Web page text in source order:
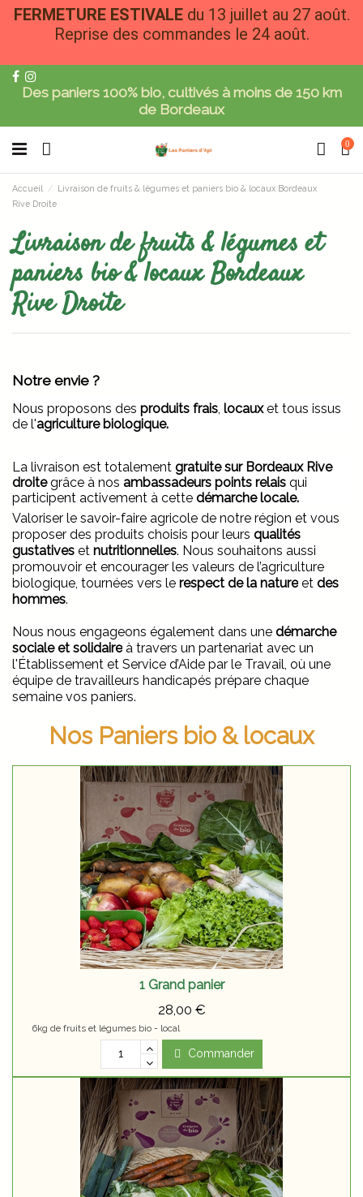
FERMETURE ESTIVALE du 13 juillet au 27 août.
Reprise des commandes le 24 août.
Des paniers 100% bio, cultivés à moins de 150 km
de Bordeaux
0
Accueil
Livraison de fruits & légumes et paniers bio & locaux Bordeaux
Rive Droite
Livraison de fruits & légumes et
paniers bio & locaux Bordeaux
Rive Droite
Notre envie ?
Nous proposons des produits frais locauxet tous issus
de l'agriculture biologique.
La livraison est totalement gratuite sur Bordeaux Rive
droitegrâce à nos ambassadeurs points relais qui
participent activement à cette démarche locale.
Valoriser le savoir-faire agricole de notre région et vous
proposer des produits choisis pour leurs qualités
gustatives et nutritionnelles. Nous souhaitons aussi
promouvoir et encourager les valeurs de l’agriculture
biologique, tournées vers le respect de la nature et des
hommes.
Nous nous engageons également dans une démarche
sociale et solidaire à travers un partenariat avec un
l'Établissement et Service d’Aide par le Travail, où une
équipe de travailleurs handicapés prépare chaque
semaine vos paniers.
Nos Paniers bio & locaux
1 Grand panier
28,00 €
6kg de fruits et légumes bio - local
Commander